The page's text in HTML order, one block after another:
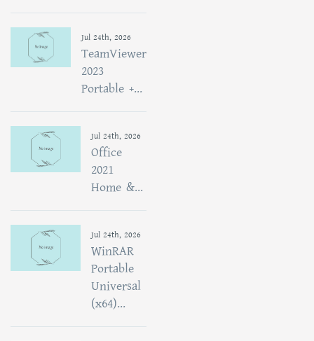
Jul 24th, 2026
TeamViewer
2023
Portable +...
Jul 24th, 2026
Office
2021
Home &...
Jul 24th, 2026
WinRAR
Portable
Universal
(x64)...